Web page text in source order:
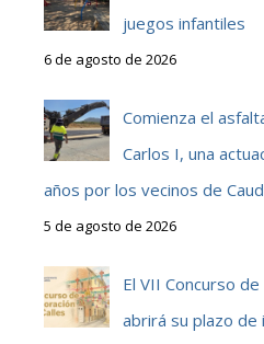
juegos infantiles
6 de agosto de 2026
Comienza el
Carlos I, una
años por los vecinos de
5 de agosto de 2026
El VII Concurso
abrirá su plazo de